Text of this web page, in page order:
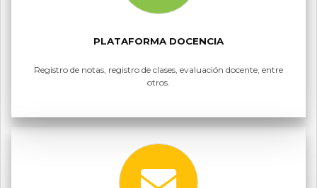
PLATAFORMA DOCENCIA
Registro de notas, registro de clases, evaluación docente, entre
otros.